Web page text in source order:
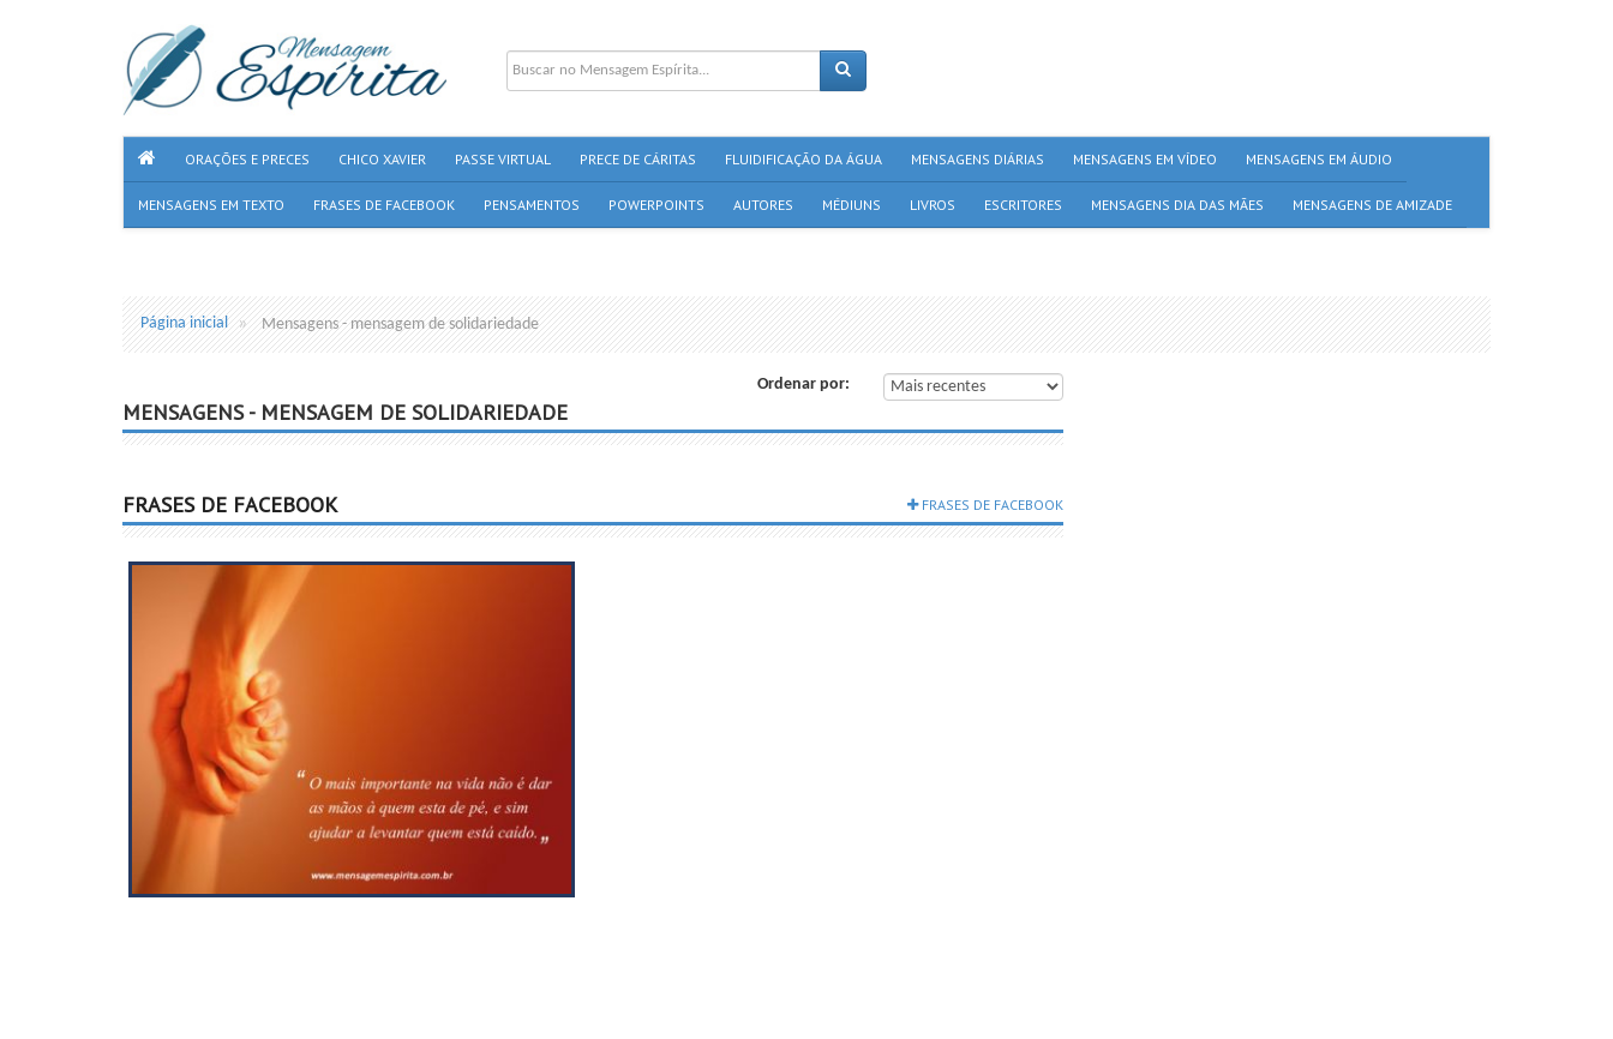
ORAÇÕES E PRECES CHICO XAVIER PASSE VIRTUAL PRECE DE CÁRITAS FLUIDIFICAÇÃO DA ÁGUA MENSAGENS DIÁRIAS MENSAGENS EM VÍDEO MENSAGENS EM ÁUDIO
MENSAGENS EM TEXTO FRASES DE FACEBOOK PENSAMENTOS POWERPOINTS AUTORES MÉDIUNS LIVROS ESCRITORES MENSAGENS DIA DAS MÃES MENSAGENS DE AMIZADE
Página inicial Mensagens - mensagem de solidariedade
Ordenar por:
MENSAGENS - MENSAGEM DE SOLIDARIEDADE
FRASES DE FACEBOOK FRASES DE FACEBOOK